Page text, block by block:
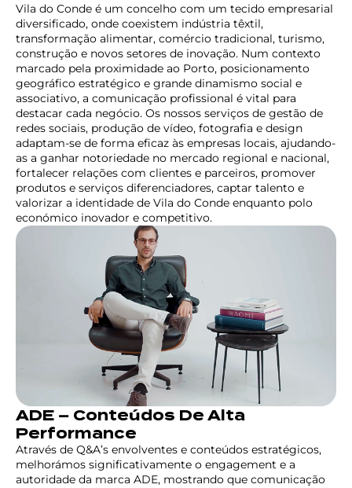
Vila do Conde é um concelho com um tecido empresarial
diversificado, onde coexistem indústria têxtil,
transformação alimentar, comércio tradicional, turismo,
construção e novos setores de inovação. Num contexto
marcado pela proximidade ao Porto, posicionamento
geográfico estratégico e grande dinamismo social e
associativo, a comunicação profissional é vital para
destacar cada negócio. Os nossos serviços de gestão de
redes sociais, produção de vídeo, fotografia e design
adaptam-se de forma eficaz às empresas locais, ajudando-
as a ganhar notoriedade no mercado regional e nacional,
fortalecer relações com clientes e parceiros, promover
produtos e serviços diferenciadores, captar talento e
valorizar a identidade de Vila do Conde enquanto polo
económico inovador e competitivo.
ADE – Conteúdos De Alta
Performance
Através de Q&A’s envolventes e conteúdos estratégicos,
melhorámos significativamente o engagement e a
autoridade da marca ADE, mostrando que comunicação